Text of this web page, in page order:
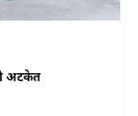
अटकेत